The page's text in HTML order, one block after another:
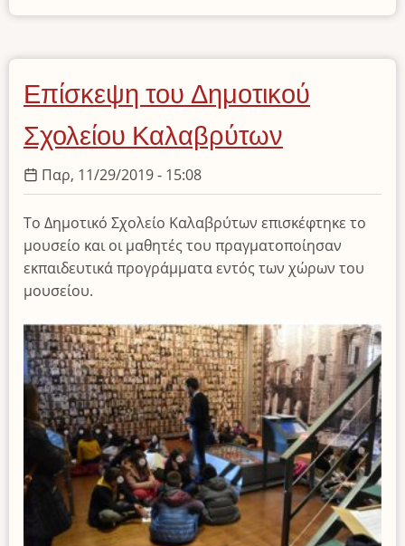
το
της
Αξιωματικών
Νοσηλευτικής
Επίσκεψη του Δημοτικού
Σχολείου Καλαβρύτων
Παρ, 11/29/2019 - 15:08
Το Δημοτικό Σχολείο Καλαβρύτων επισκέφτηκε το
μουσείο και οι μαθητές του πραγματοποίησαν
εκπαιδευτικά προγράμματα εντός των χώρων του
μουσείου.